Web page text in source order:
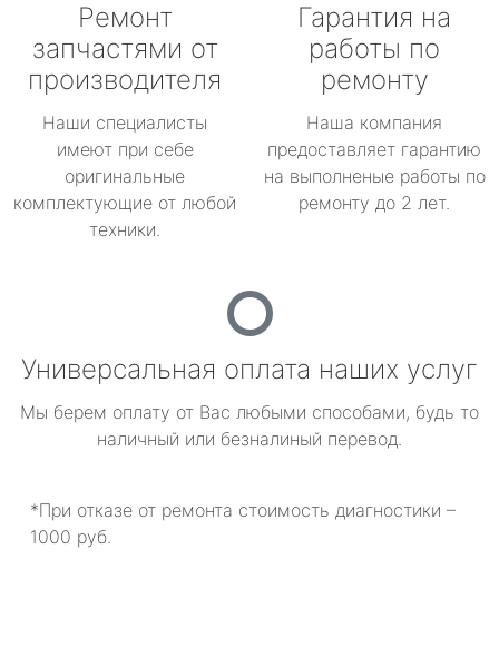
Ремонт
запчастями от
производителя
Наши специалисты
имеют при себе
оригинальные
комплектующие от любой
техники.
Гарантия на
работы по
ремонту
Наша компания
предоставляет гарантию
на выполненые работы по
ремонту до 2 лет.
Универсальная оплата наших услуг
Мы берем оплату от Вас любыми способами, будь то
наличный или безналиный перевод.
*При отказе от ремонта стоимость диагностики –
1000 руб.